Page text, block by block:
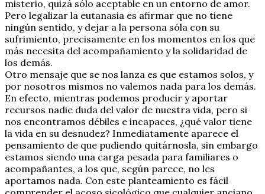
misterio, quizá sólo aceptable en un entorno de amor.
Pero legalizar la eutanasia es afirmar que no tiene
ningún sentido, y dejar a la persona sóla con su
sufrimiento, precisamente en los momentos en los que
más necesita del acompañamiento y la solidaridad de
los demás.
Otro mensaje que se nos lanza es que estamos solos, y
por nosotros mismos no valemos nada para los demás.
En efecto, mientras podemos producir y aportar
recursos nadie duda del valor de nuestra vida, pero si
nos encontramos débiles e incapaces, ¿qué valor tiene
la vida en su desnudez? Inmediatamente aparece el
pensamiento de que pudiendo quitárnosla, sin embargo
estamos siendo una carga pesada para familiares o
acompañantes, a los que, según parece, no les
aportamos nada. Con este planteamiento es fácil